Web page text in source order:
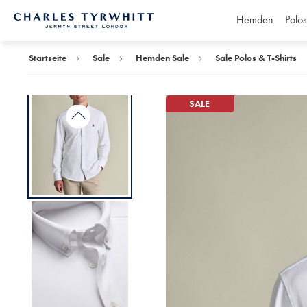
Hemden Polos
Startseite Sale Hemden Sale Sale Polos & T-Shirts
SALE